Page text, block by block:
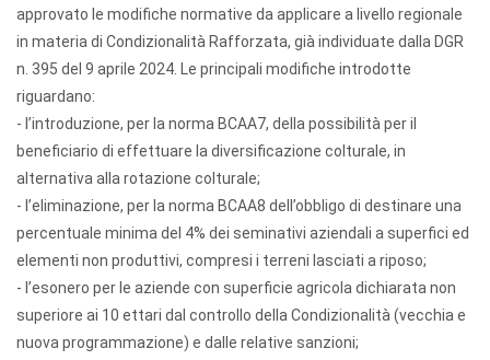
approvato le modifiche normative da applicare a livello regionale
in materia di Condizionalità Rafforzata, già individuate dalla DGR
n. 395 del 9 aprile 2024. Le principali modifiche introdotte
riguardano:
- l’introduzione, per la norma BCAA7, della possibilità per il
beneficiario di effettuare la diversificazione colturale, in
alternativa alla rotazione colturale;
- l’eliminazione, per la norma BCAA8 dell’obbligo di destinare una
percentuale minima del 4% dei seminativi aziendali a superfici ed
elementi non produttivi, compresi i terreni lasciati a riposo;
- l’esonero per le aziende con superficie agricola dichiarata non
superiore ai 10 ettari dal controllo della Condizionalità (vecchia e
nuova programmazione) e dalle relative sanzioni;